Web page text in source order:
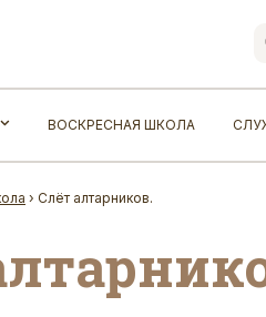
ВОСКРЕСНАЯ ШКОЛА
› Слёт алтарников.